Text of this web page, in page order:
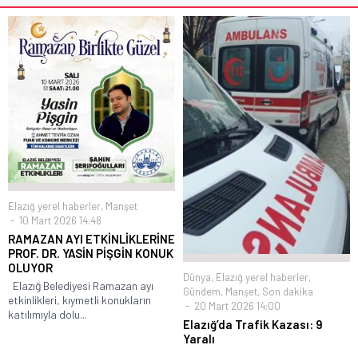
Elazığ yerel haberler, Manşet
10 Mart 2026 14:48
RAMAZAN AYI ETKİNLİKLERİNE
PROF. DR. YASİN PİŞGİN KONUK
OLUYOR
Elazığ Belediyesi Ramazan ayı
etkinlikleri, kıymetli konukların
katılımıyla dolu...
Dünya, Elazığ yerel haberler,
Gündem, Manşet, Son dakika
20 Mart 2026 14:00
Elazığ’da Trafik Kazası: 9
Yaralı